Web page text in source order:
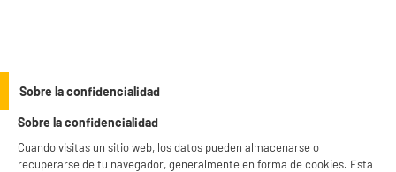
12 V - 27 W USB-C + 20 conectores
Sobre la confidencialidad
Sobre la confidencialidad
Cuando visitas un sitio web, los datos pueden almacenarse o
recuperarse de tu navegador, generalmente en forma de cookies. Esta